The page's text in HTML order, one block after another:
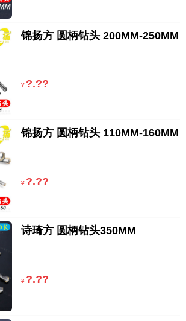
锦扬方 圆柄钻头 200MM-250MM
¥ ?.??
锦扬方 圆柄钻头 110MM-160MM
¥ ?.??
诗琦方 圆柄钻头350MM
¥ ?.??